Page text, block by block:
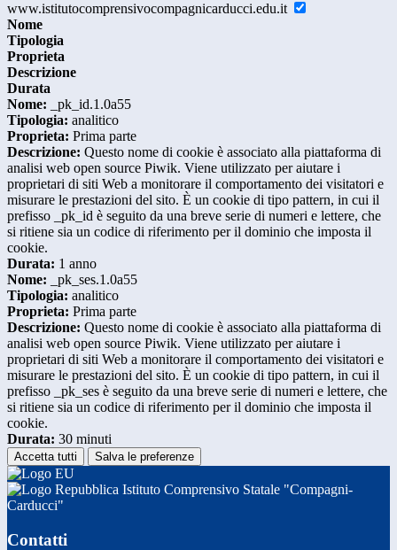
www.istitutocomprensivocompagnicarducci.edu.it
Nome
Tipologia
Proprieta
Descrizione
Durata
Nome: _pk_id.1.0a55
Tipologia: analitico
Proprieta: Prima parte
Descrizione: Questo nome di cookie è associato alla piattaforma di
analisi web open source Piwik. Viene utilizzato per aiutare i
proprietari di siti Web a monitorare il comportamento dei visitatori e
misurare le prestazioni del sito. È un cookie di tipo pattern, in cui il
prefisso _pk_id è seguito da una breve serie di numeri e lettere, che
si ritiene sia un codice di riferimento per il dominio che imposta il
cookie.
Durata: 1 anno
Nome: _pk_ses.1.0a55
Tipologia: analitico
Proprieta: Prima parte
Descrizione: Questo nome di cookie è associato alla piattaforma di
analisi web open source Piwik. Viene utilizzato per aiutare i
proprietari di siti Web a monitorare il comportamento dei visitatori e
misurare le prestazioni del sito. È un cookie di tipo pattern, in cui il
prefisso _pk_ses è seguito da una breve serie di numeri e lettere, che
si ritiene sia un codice di riferimento per il dominio che imposta il
cookie.
Durata: 30 minuti
Accetta tutti Salva le preferenze
Istituto Comprensivo Statale "Compagni-
Carducci"
Contatti